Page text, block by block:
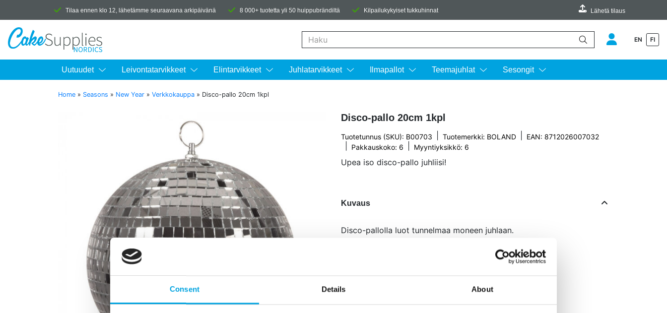
Consent Details About
Tilaa ennen klo 12, lähetämme seuraavana arkipäivänä 8 000+ tuotetta yli 50 huippubrändiltä Kilpailukykyiset tukkuhinnat Lähetä tilaus
EN FI
Uutuudet Leivontatarvikkeet Elintarvikkeet Juhlatarvikkeet Ilmapallot Teemajuhlat Sesongit
Home » Seasons » New Year » Verkkokauppa » Disco-pallo 20cm 1kpl
Disco-pallo 20cm 1kpl
Tuotetunnus (SKU): B00703 Tuotemerkki: BOLAND EAN: 8712026007032
Pakkauskoko: 6 Myyntiyksikkö: 6
Upea iso disco-pallo juhliisi!
Kuvaus
Disco-pallolla luot tunnelmaa moneen juhlaan.
halkaisija noin 20 cm